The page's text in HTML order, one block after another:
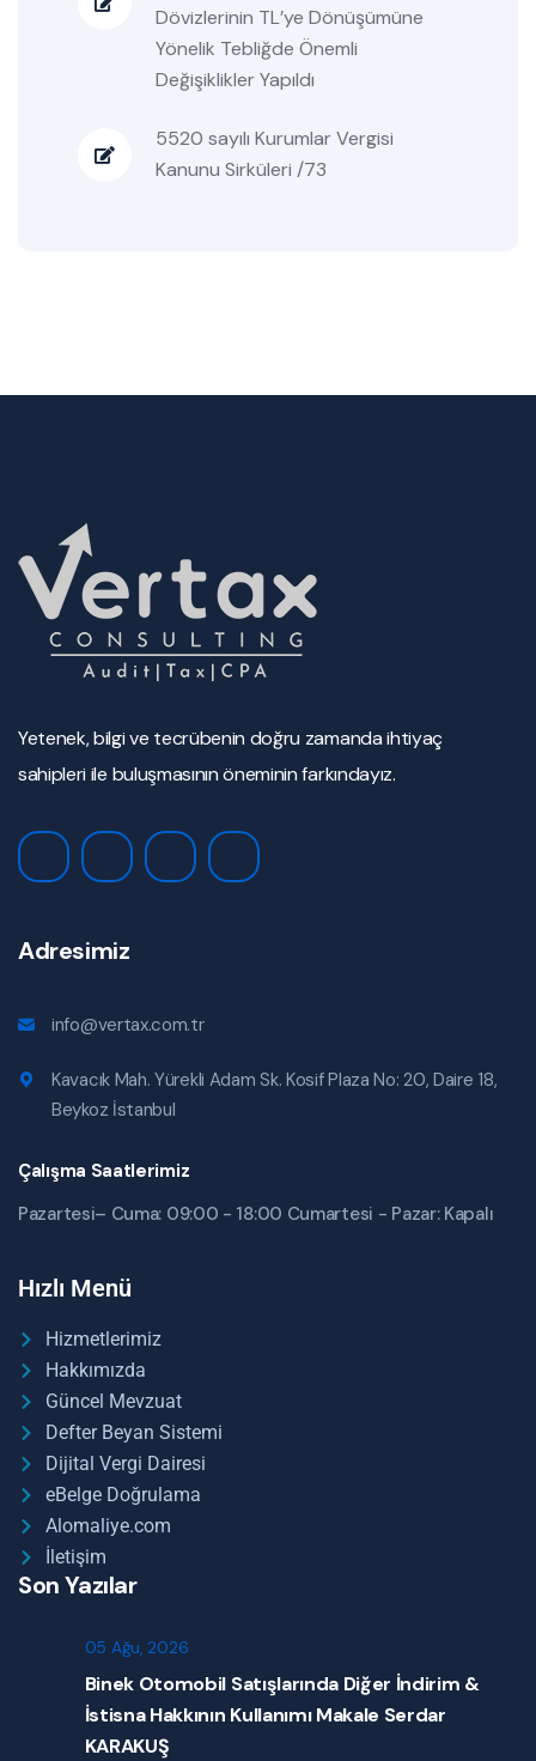
Dövizlerinin TL’ye Dönüşümüne
Yönelik Tebliğde Önemli
Değişiklikler Yapıldı
5520 sayılı Kurumlar Vergisi
Kanunu Sirküleri /73
Yetenek, bilgi ve tecrübenin doğru zamanda ihtiyaç
sahipleri ile buluşmasının öneminin farkındayız.
Adresimiz
info@vertax.com.tr
Kavacık Mah. Yürekli Adam Sk. Kosif Plaza No: 20, Daire 18,
Beykoz İstanbul
Çalışma Saatlerimiz
Pazartesi– Cuma: 09:00 - 18:00 Cumartesi - Pazar: Kapalı
Hızlı Menü
Hizmetlerimiz
Hakkımızda
Güncel Mevzuat
Defter Beyan Sistemi
Dijital Vergi Dairesi
eBelge Doğrulama
Alomaliye.com
İletişim
Son Yazılar
05 Ağu, 2026
Binek Otomobil Satışlarında Diğer İndirim &
İstisna Hakkının Kullanımı Makale Serdar
KARAKUŞ